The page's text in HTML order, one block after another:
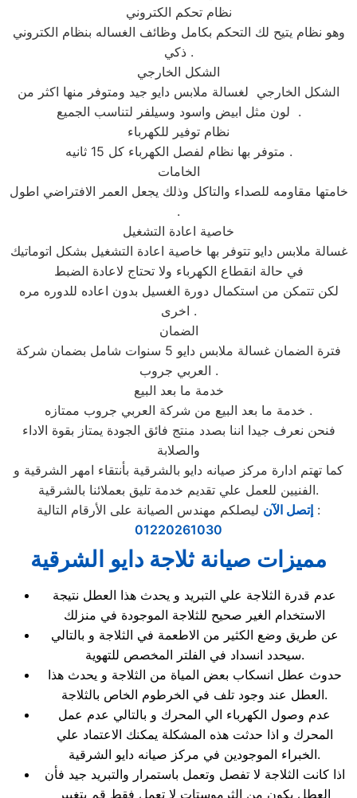
نظام تحكم الكتروني
وهو نظام يتيح لك التحكم بكامل وظائف الغساله بنظام الكتروني
ذكي .
الشكل الخارجي
الشكل الخارجي لغسالة ملابس دايو جيد ومتوفر منها اكثر من
لون مثل ابيض واسود وسيلفر لتناسب الجميع .
نظام توفير للكهرباء
متوفر بها نظام لفصل الكهرباء كل 15 ثانيه .
الخامات
خامتها مقاومه للصداء والتاكل وذلك يجعل العمر الافتراضي اطول
.
خاصية اعادة التشغيل
غسالة ملابس دايو تتوفر بها خاصية اعادة التشغيل بشكل اتوماتيك
في حالة انقطاع الكهرباء ولا تحتاج لاعادة الضبط
لكن تتمكن من استكمال دورة الغسيل بدون اعاده للدوره مره
اخرى .
الضمان
فترة الضمان غسالة ملابس دايو 5 سنوات شامل بضمان شركة
العربي جروب .
خدمة ما بعد البيع
خدمة ما بعد البيع من شركة العربي جروب ممتازه .
فنحن نعرف جيدا اننا بصدد منتج فائق الجودة يمتاز بقوة الاداء
والصلابة
كما تهتم ادارة مركز صيانه دايو بالشرقية بأنتقاء امهر الشرقية و
الفنيين للعمل علي تقديم خدمة تليق بعملائنا بالشرقية.
إتصل الآن ليصلكم مهندس الصيانة على الأرقام التالية :
01220261030
مميزات صيانة ثلاجة دايو الشرقية
عدم قدرة الثلاجة علي التبريد و يحدث هذا العطل نتيجة
الاستخدام الغير صحيح للثلاجة الموجودة في منزلك
عن طريق وضع الكثير من الاطعمة في الثلاجة و بالتالي
سيحدد انسداد في الفلتر المخصص للتهوية.
حدوث عطل انسكاب بعض المياة من الثلاجة و يحدث هذا
العطل عند وجود تلف في الخرطوم الخاص بالثلاجة.
عدم وصول الكهرباء الي المحرك و بالتالي عدم عمل
المحرك و اذا حدثت هذه المشكلة يمكنك الاعتماد علي
الخبراء الموجودين في مركز صيانه دايو الشرقية.
اذا كانت الثلاجة لا تفصل وتعمل باستمرار والتبريد جيد فأن
العطل يكون من الثرموستات لا تعمل فقط قم بتغيير